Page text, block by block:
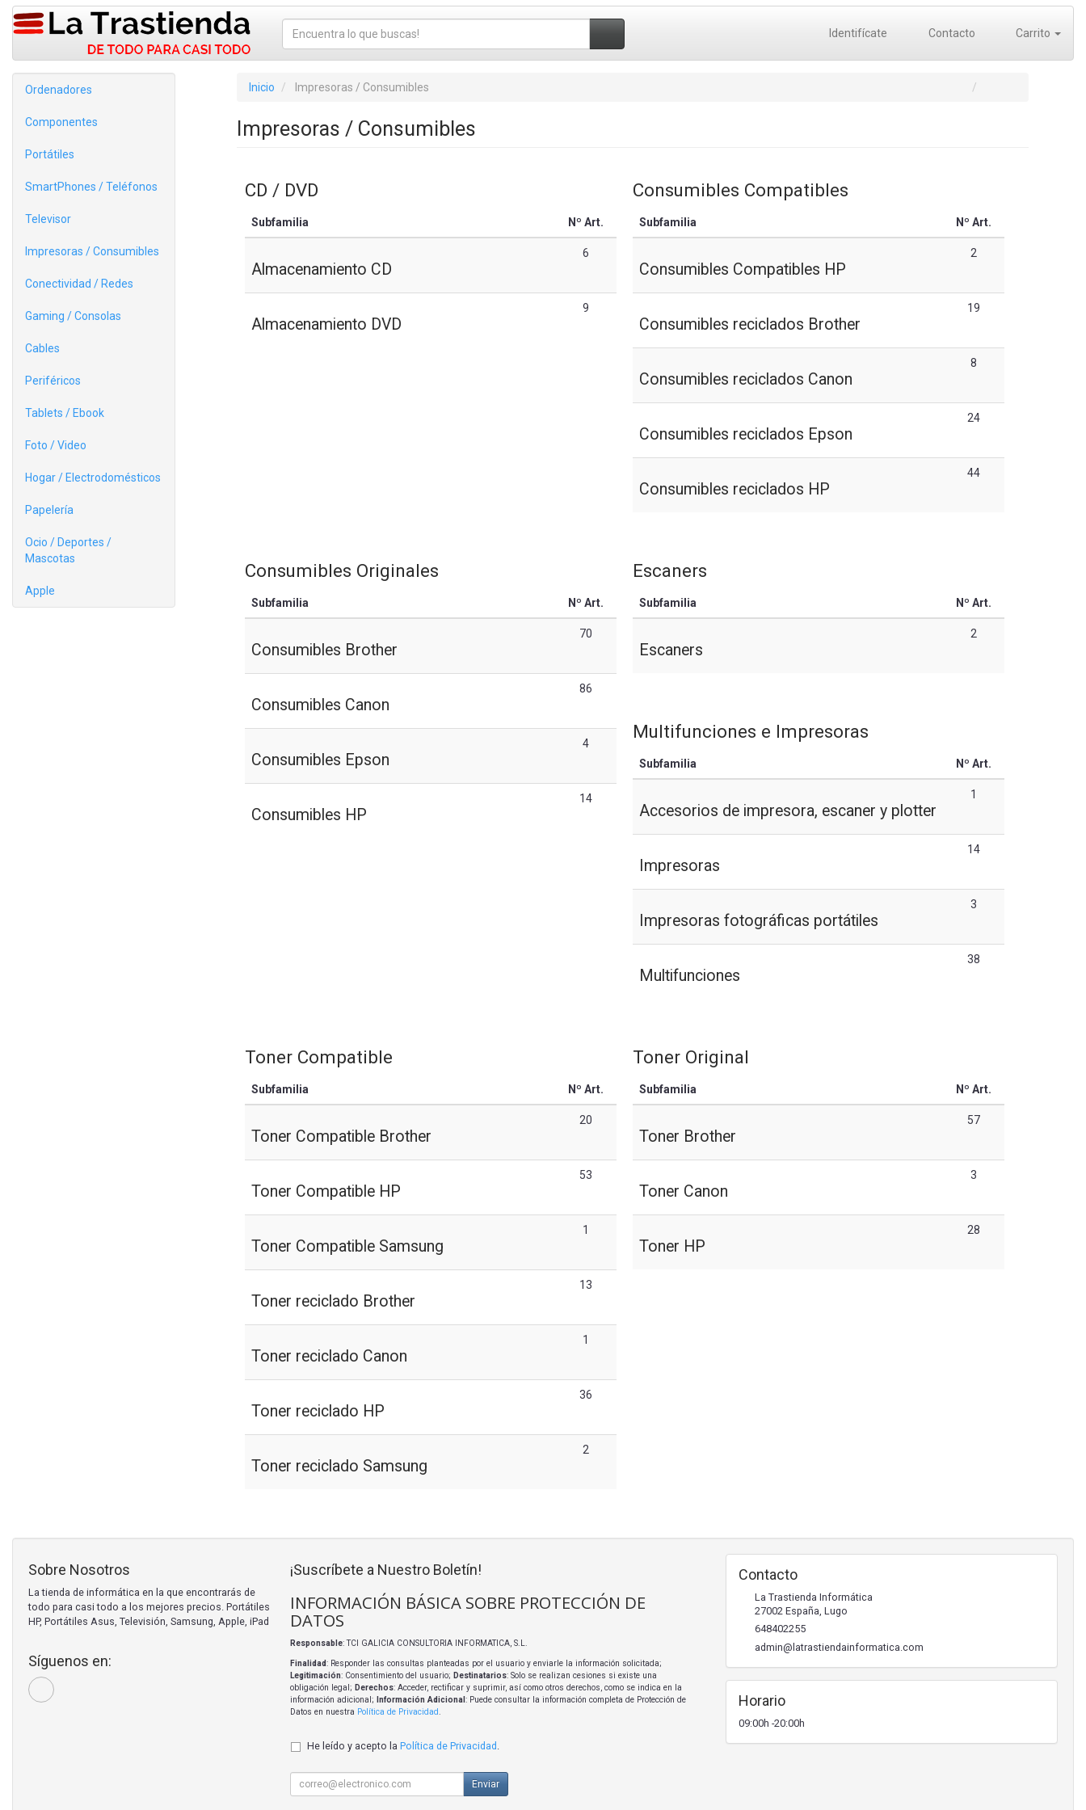
Identifícate Contacto Carrito
Ordenadores
Componentes
Portátiles
SmartPhones / Teléfonos
Televisor
Impresoras / Consumibles
Conectividad / Redes
Gaming / Consolas
Cables
Periféricos
Tablets / Ebook
Foto / Video
Hogar / Electrodomésticos
Papelería
Ocio / Deportes /
Mascotas
Apple
Inicio Impresoras / Consumibles
Impresoras / Consumibles
CD / DVD
Subfamilia Nº Art.
Almacenamiento CD
6
Almacenamiento DVD
9
Consumibles Compatibles
Subfamilia Nº Art.
Consumibles Compatibles HP
2
Consumibles reciclados Brother
19
Consumibles reciclados Canon
8
Consumibles reciclados Epson
24
Consumibles reciclados HP
44
Consumibles Originales
Subfamilia Nº Art.
Consumibles Brother
70
Consumibles Canon
86
Consumibles Epson
4
Consumibles HP
14
Escaners
Subfamilia Nº Art.
Escaners
2
Multifunciones e Impresoras
Subfamilia Nº Art.
Accesorios de impresora, escaner y plotter
1
Impresoras
14
Impresoras fotográficas portátiles
3
Multifunciones
38
Toner Compatible
Subfamilia Nº Art.
Toner Compatible Brother
20
Toner Compatible HP
53
Toner Compatible Samsung
1
Toner reciclado Brother
13
Toner reciclado Canon
1
Toner reciclado HP
36
Toner reciclado Samsung
2
Toner Original
Subfamilia Nº Art.
Toner Brother
57
Toner Canon
3
Toner HP
28
Sobre Nosotros
La tienda de informática en la que encontrarás de
todo para casi todo a los mejores precios. Portátiles
HP, Portátiles Asus, Televisión, Samsung, Apple, iPad
Síguenos en:
¡Suscríbete a Nuestro Boletín!
INFORMACIÓN BÁSICA SOBRE PROTECCIÓN DE
DATOS
Responsable: TCI GALICIA CONSULTORIA INFORMATICA, S.L.
Finalidad: Responder las consultas planteadas por el usuario y enviarle la información solicitada;
Legitimación: Consentimiento del usuario; Destinatarios: Solo se realizan cesiones si existe una
obligación legal; Derechos: Acceder, rectificar y suprimir, así como otros derechos, como se indica en la
información adicional;
Información Adicional : Puede consultar la información completa de Protección de
Datos en nuestra Política de Privacidad
He leído y acepto la Política de Privacidad .
Enviar
Contacto
La Trastienda Informática
27002 España, Lugo
648402255
admin@latrastiendainformatica.com
Horario
09:00h -20:00h